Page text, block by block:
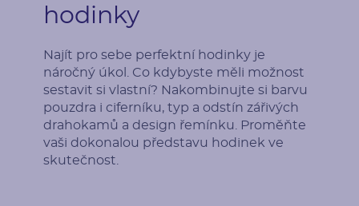
Postranní drahokamy
Lab-grown diamant
36
Karátová váha
0.27 ct
Rozměry
1.25 mm (0.0075ct)
Čistota
hodinky
Najít pro sebe perfektní hodinky je
náročný úkol. Co kdybyste měli možnost
sestavit si vlastní? Nakombinujte si barvu
pouzdra i ciferníku, typ a odstín zářivých
drahokamů a design řemínku. Proměňte
vaši dokonalou představu hodinek ve
skutečnost.